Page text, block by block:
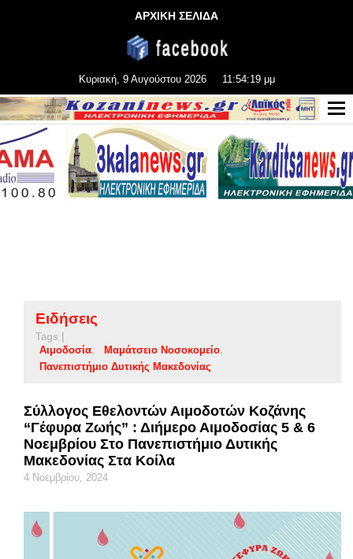
ΑΡΧΙΚΗ ΣΕΛΙΔΑ
Κυριακή, 9 Αυγούστου 2026 11:54:20 μμ
Ειδήσεις
Tags |
Αιμοδοσία
Μαμάτσειο Νοσοκομείο
Πανεπιστήμιο Δυτικής Μακεδονίας
Σύλλογος Εθελοντών Αιμοδοτών Κοζάνης
“Γέφυρα Ζωής” : Διήμερο Αιμοδοσίας 5 & 6
Νοεμβρίου Στο Πανεπιστήμιο Δυτικής
Μακεδονίας Στα Κοίλα
4 Νοεμβρίου, 2024